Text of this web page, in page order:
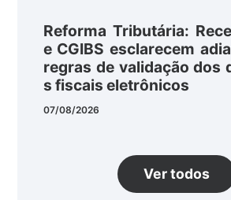
Reforma Tributária:
e CGIBS esclarecem
regras de validação dos
s fiscais eletrônicos
07/08/2026
Ver todos